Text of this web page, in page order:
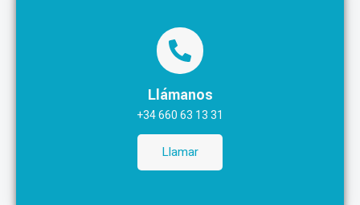
Llámanos
+34 660 63 13 31
Llamar